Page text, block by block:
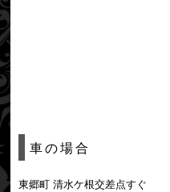
車の場合
東郷町 清水ケ根交差点すぐ